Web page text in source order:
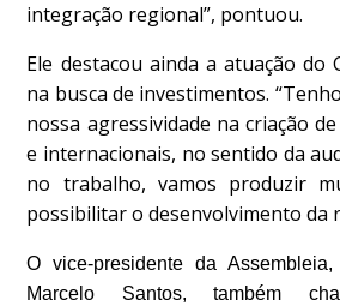
integração regional”, pontuou.
Ele destacou ainda a atuação do
na busca de investimentos.
nossa agressividade na criação
e internacionais, no sentido da
no trabalho, vamos produzir
possibilitar o desenvolvimento da
O vice-presidente da Assembleia,
Marcelo Santos, também